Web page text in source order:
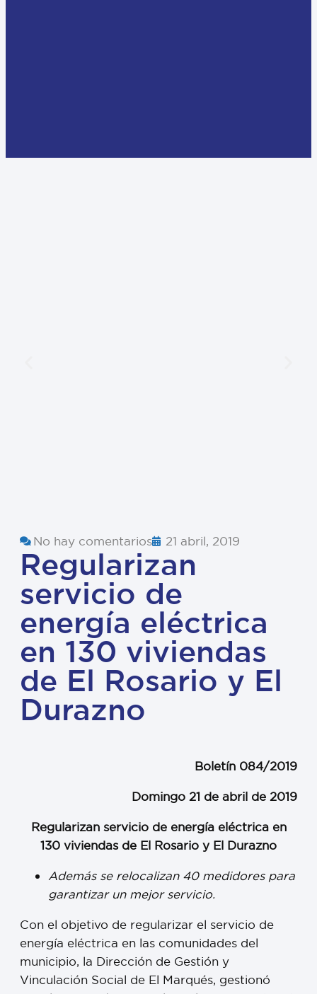
No hay comentarios 21 abril, 2019
Regularizan
servicio de
energía eléctrica
en 130 viviendas
de El Rosario y El
Durazno
Boletín 084/2019
Domingo 21 de abril de 2019
Regularizan servicio de energía eléctrica en
130 viviendas de El Rosario y El Durazno
Además se relocalizan 40 medidores para
garantizar un mejor servicio.
Con el objetivo de regularizar el servicio de
energía eléctrica en las comunidades del
municipio, la Dirección de Gestión y
Vinculación Social de El Marqués, gestionó